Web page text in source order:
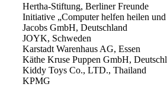
Hertha-Stiftung, Berliner Freunde
Initiative „Computer helfen heilen
Jacobs GmbH, Deutschland
JOYK, Schweden
Karstadt Warenhaus AG, Essen
Käthe Kruse Puppen GmbH,
Kiddy Toys Co., LTD., Thailand
KPMG